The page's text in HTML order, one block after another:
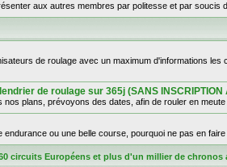
aux autres membres par politesse et par soucis
de roulage avec un maximum d'informations
de roulage sur 365j (SANS INSCRIPTION
plans, prévoyons des dates, afin de rouler en meute
ou une belle course, pourquoi ne pas en
circuits Européens et plus d'un millier de